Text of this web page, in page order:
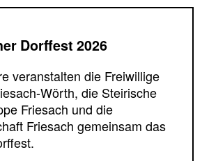
Dorffest 2026
veranstalten die Freiwillige
Wörth, die Steirische
Friesach und die
Friesach gemeinsam das